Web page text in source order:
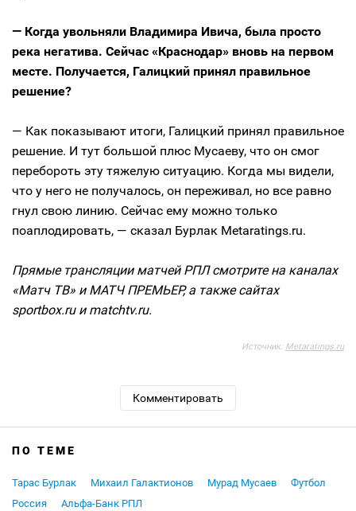
— Когда увольняли Владимира Ивича, была просто
река негатива. Сейчас «Краснодар» вновь на первом
месте. Получается, Галицкий принял правильное
решение?
— Как показывают итоги, Галицкий принял правильное
решение. И тут большой плюс Мусаеву, что он смог
перебороть эту тяжелую ситуацию. Когда мы видели,
что у него не получалось, он переживал, но все равно
гнул свою линию. Сейчас ему можно только
поаплодировать, — сказал Бурлак Metaratings.ru.
Прямые трансляции матчей РПЛ смотрите на каналах
«Матч ТВ» и МАТЧ ПРЕМЬЕР, а также сайтах
sportbox.ru и matchtv.ru.
Источник: Metaratings.ru
Комментировать
ПО ТЕМЕ
Тарас Бурлак Михаил Галактионов Мурад Мусаев
Футбол
Россия
Альфа-Банк РПЛ